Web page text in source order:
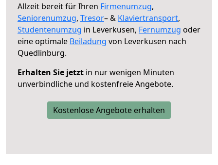
Allzeit bereit für Ihren Firmenumzug,
Seniorenumzug, Tresor– & Klaviertransport,
Studentenumzug in Leverkusen, Fernumzug oder
eine optimale Beiladung von Leverkusen nach
Quedlinburg.
Erhalten Sie jetzt in nur wenigen Minuten
unverbindliche und kostenfreie Angebote.
Kostenlose Angebote erhalten